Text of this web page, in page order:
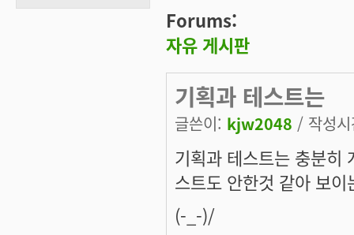
Forums:
자유 게시판
기획과 테스트는
글쓴이: kjw2048 / 작성
기획과 테스트는 충분히
스트도 안한것 같아 보
(-_-)/